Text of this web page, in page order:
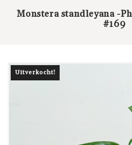
Monstera standleyana -
#169
Uitverkocht!